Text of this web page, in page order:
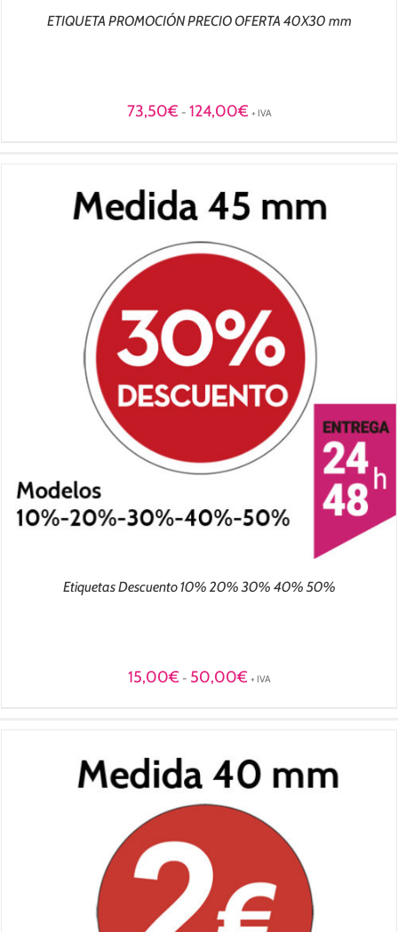
ETIQUETA PROMOCIÓN PRECIO OFERTA 40X30 mm
73,50€ - 124,00€Rango
hasta
124,00€
+ IVA
Etiquetas Descuento 10% 20% 30% 40% 50%
15,00€ - 50,00€Rango
hasta
50,00€
+ IVA